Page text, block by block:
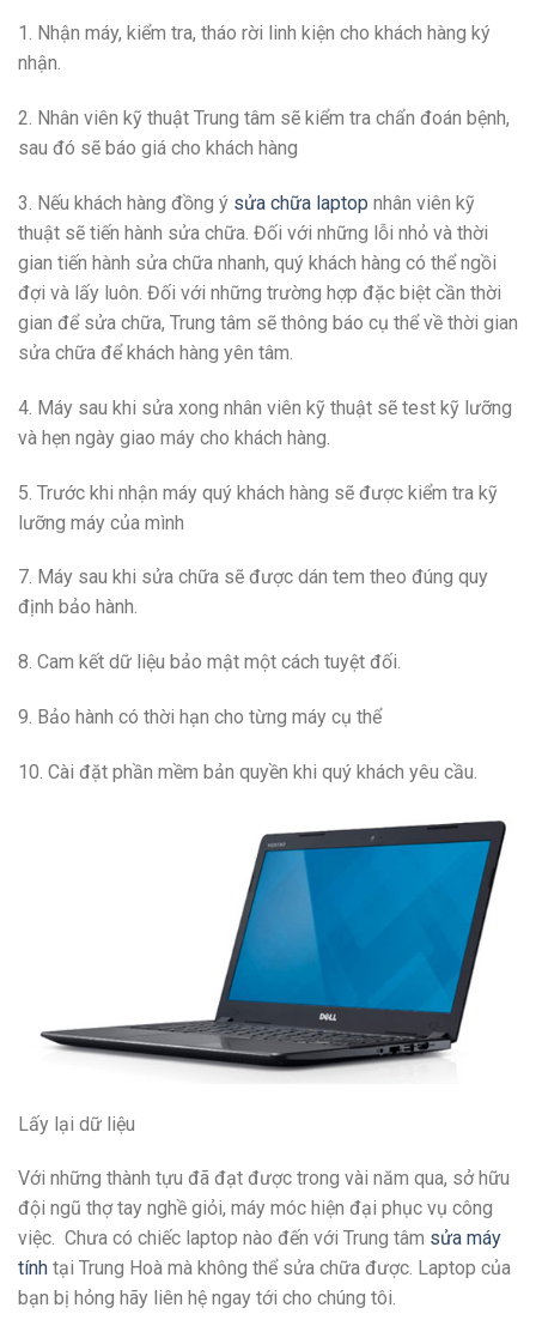
1. Nhận máy, kiểm tra, tháo rời linh kiện cho khách hàng ký
nhận.
2. Nhân viên kỹ thuật Trung tâm sẽ kiểm tra chẩn đoán bệnh,
sau đó sẽ báo giá cho khách hàng
3. Nếu khách hàng đồng ý sửa chữa laptop nhân viên kỹ
thuật sẽ tiến hành sửa chữa. Đối với những lỗi nhỏ và thời
gian tiến hành sửa chữa nhanh, quý khách hàng có thể ngồi
đợi và lấy luôn. Đối với những trường hợp đặc biệt cần thời
gian để sửa chữa, Trung tâm sẽ thông báo cụ thể về thời gian
sửa chữa để khách hàng yên tâm.
4. Máy sau khi sửa xong nhân viên kỹ thuật sẽ test kỹ lưỡng
và hẹn ngày giao máy cho khách hàng.
5. Trước khi nhận máy quý khách hàng sẽ được kiểm tra kỹ
lưỡng máy của mình
7. Máy sau khi sửa chữa sẽ được dán tem theo đúng quy
định bảo hành.
8. Cam kết dữ liệu bảo mật một cách tuyệt đối.
9. Bảo hành có thời hạn cho từng máy cụ thể
10. Cài đặt phần mềm bản quyền khi quý khách yêu cầu.
Lấy lại dữ liệu
Với những thành tựu đã đạt được trong vài năm qua, sở hữu
đội ngũ thợ tay nghề giỏi, máy móc hiện đại phục vụ công
việc. Chưa có chiếc laptop nào đến với Trung tâm sửa máy
tính tại Trung Hoà mà không thể sửa chữa được. Laptop của
bạn bị hỏng hãy liên hệ ngay tới cho chúng tôi.